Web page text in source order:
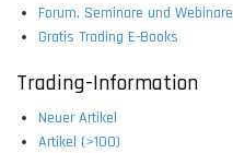
Forum, Seminare und Webinare
Gratis Trading E-Books
Trading-Information
Neuer Artikel
Artikel (>100)